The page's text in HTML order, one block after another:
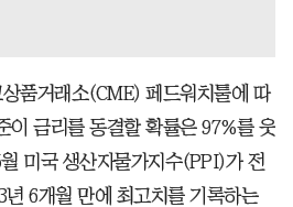
품거래소(CME) 페드워치툴에 따
이 금리를 동결할 확률은 97%를 웃
미국 생산자물가지수(PPI)가 전
6개월 만에 최고치를 기록하는